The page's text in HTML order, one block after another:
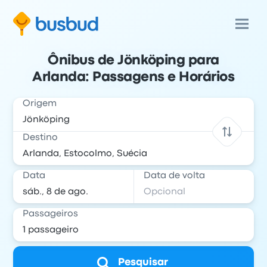
Ônibus de Jönköping para
Arlanda: Passagens e Horários
Origem
Destino
Data Data de volta
Passageiros
Pesquisar